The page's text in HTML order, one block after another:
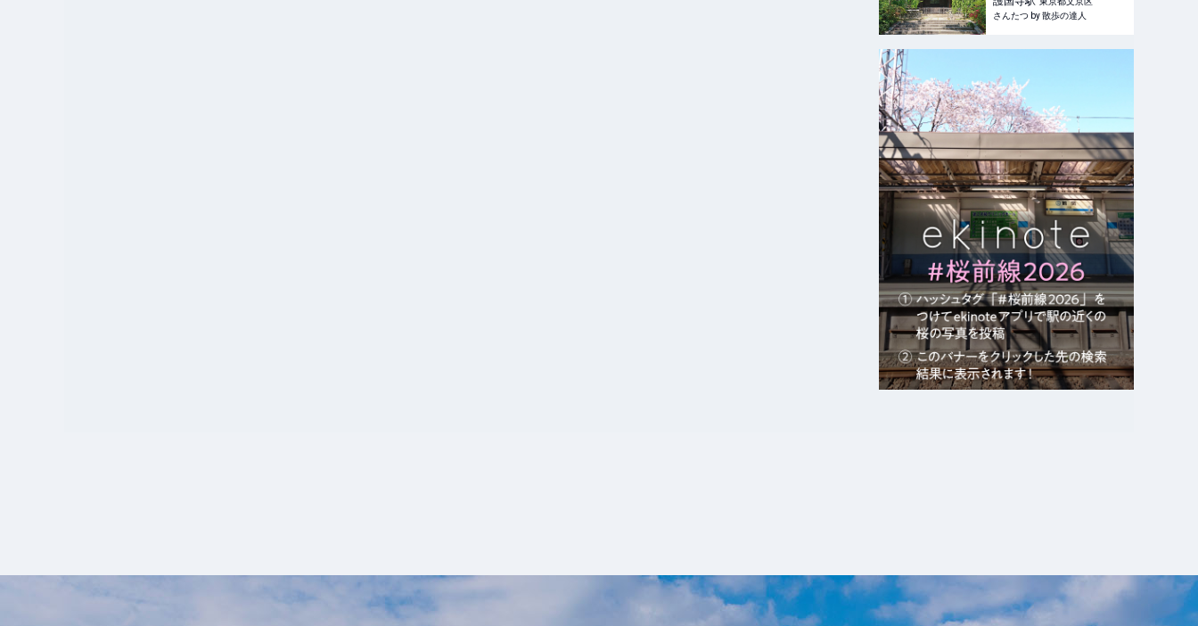
きが好む風雅な道～｜さん
たつ by 散歩の達人
さんたつ by 散歩の達人